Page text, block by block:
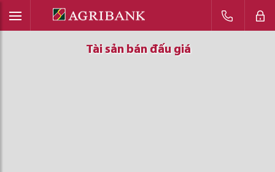
Tài sản bán đấu giá
Tài sản bán đấu giá
Tài sản bán đấu giá